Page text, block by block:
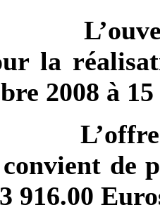
la
2008 à 15
de
916.00